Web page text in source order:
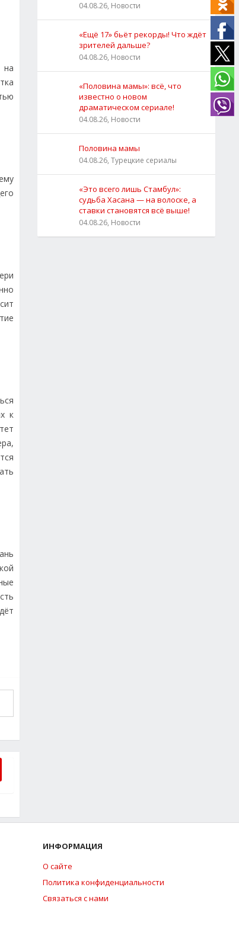
на
к
04.08.26, Новости
«Ещё 17» бьёт рекорды! Что ждёт
зрителей дальше?
04.08.26, Новости
«Половина мамы»: всё, что
известно о новом
драматическом сериале!
04.08.26, Новости
Половина мамы
04.08.26, Турецкие сериалы
«Это всего лишь Стамбул»:
судьба Хасана — на волоске, а
ставки становятся всё выше!
04.08.26, Новости
ИНФОРМАЦИЯ
О сайте
Политика конфиденциальности
Связаться с нами